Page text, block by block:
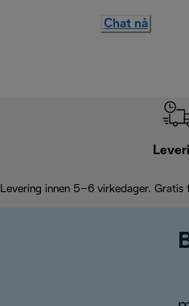
Chat nå
Levering innen 5–6 virkedager.